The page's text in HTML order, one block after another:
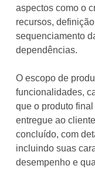
aspectos como o
recursos,
sequenciamento
dependências.
O escopo de
funcionalidades,
que o produto
entregue ao
concluído, com
incluindo suas
desempenho e